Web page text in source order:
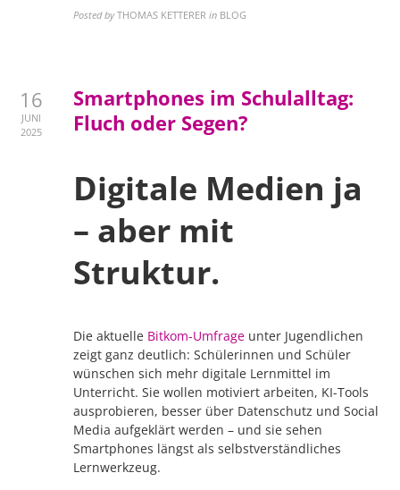
Posted by THOMAS KETTERER in BLOG
16
JUNI
2025
Smartphones im Schulalltag:
Fluch oder Segen?
Digitale Medien ja
– aber mit
Struktur.
Die aktuelle Bitkom-Umfrage unter Jugendlichen
zeigt ganz deutlich: Schülerinnen und Schüler
wünschen sich mehr digitale Lernmittel im
Unterricht. Sie wollen motiviert arbeiten, KI-Tools
ausprobieren, besser über Datenschutz und Social
Media aufgeklärt werden – und sie sehen
Smartphones längst als selbstverständliches
Lernwerkzeug.